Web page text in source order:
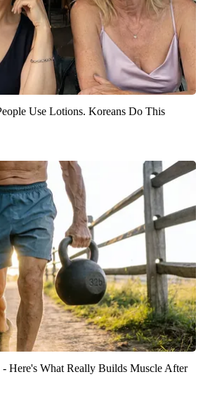
Use Lotions. Koreans Do This
Here's What Really Builds Muscle After